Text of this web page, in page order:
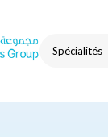
Spécialités